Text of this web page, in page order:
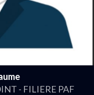
- FILIERE PAF